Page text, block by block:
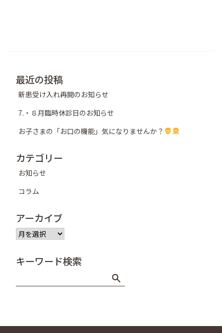
最近の投稿
新患受け入れ再開のお知らせ
7.・８月臨時休診日のお知らせ
お子さまの「お口の機能」気になりませんか？
カテゴリー
お知らせ
コラム
アーカイブ
ア
ー
イ
キーワード検索